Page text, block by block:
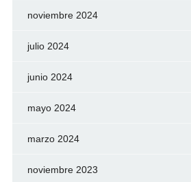
noviembre 2024
julio 2024
junio 2024
mayo 2024
marzo 2024
noviembre 2023